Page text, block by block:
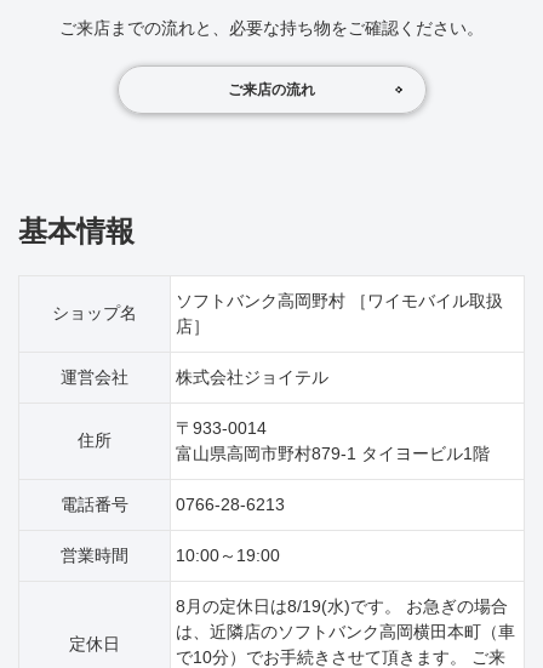
ご来店までの流れと、必要な持ち物をご確認ください。
ご来店の流れ
基本情報
ショップ名
ソフトバンク高岡野村 ［ワイモバイル取扱
店］
運営会社 株式会社ジョイテル
住所
〒933-0014
富山県高岡市野村879‐1 タイヨービル1階
電話番号 0766-28-6213
営業時間 10:00～19:00
定休日
8月の定休日は8/19(水)です。 お急ぎの場合
は、近隣店のソフトバンク高岡横田本町（車
で10分）でお手続きさせて頂きます。 ご来